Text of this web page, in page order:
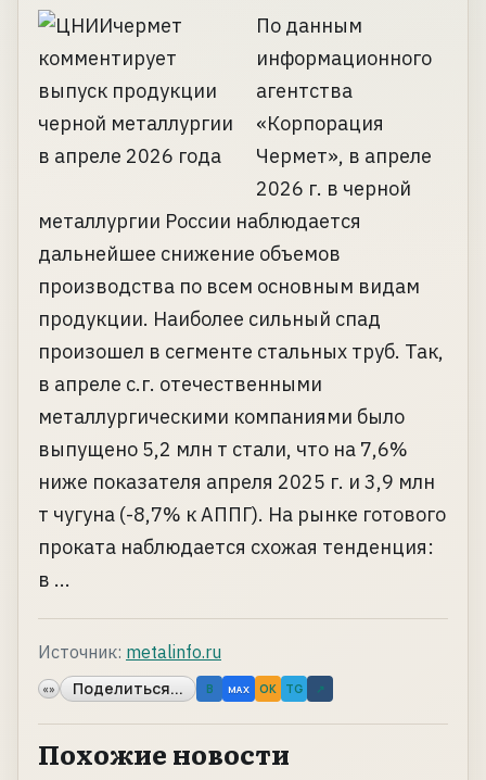
По данным
информационного
агентства
«Корпорация
Чермет», в апреле
2026 г. в черной
металлургии России наблюдается
дальнейшее снижение объемов
производства по всем основным видам
продукции. Наиболее сильный спад
произошел в сегменте стальных труб. Так,
в апреле с.г. отечественными
металлургическими компаниями было
выпущено 5,2 млн т стали, что на 7,6%
ниже показателя апреля 2025 г. и 3,9 млн
т чугуна (-8,7% к АППГ). На рынке готового
проката наблюдается схожая тенденция:
в ...
Источник: metalinfo.ru
«» Поделиться... B MAX OK TG ↗
Похожие новости